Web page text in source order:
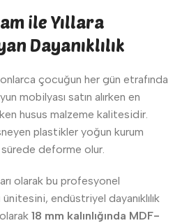
ile Yıllara
Dayanıklılık
çocuğun her gün etrafında
mobilyası satın alırken en
husus malzeme kalitesidir.
plastikler yoğun kurum
sürede deforme olur.
olarak bu profesyonel
ünitesini, endüstriyel dayanıklılık
18 mm kalınlığında MDF-